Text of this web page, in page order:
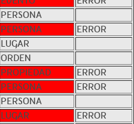
PERSONA
PERSONA
ERROR
LUGAR
ORDEN
PROPIEDAD
ERROR
PERSONA
ERROR
PERSONA
LUGAR
ERROR